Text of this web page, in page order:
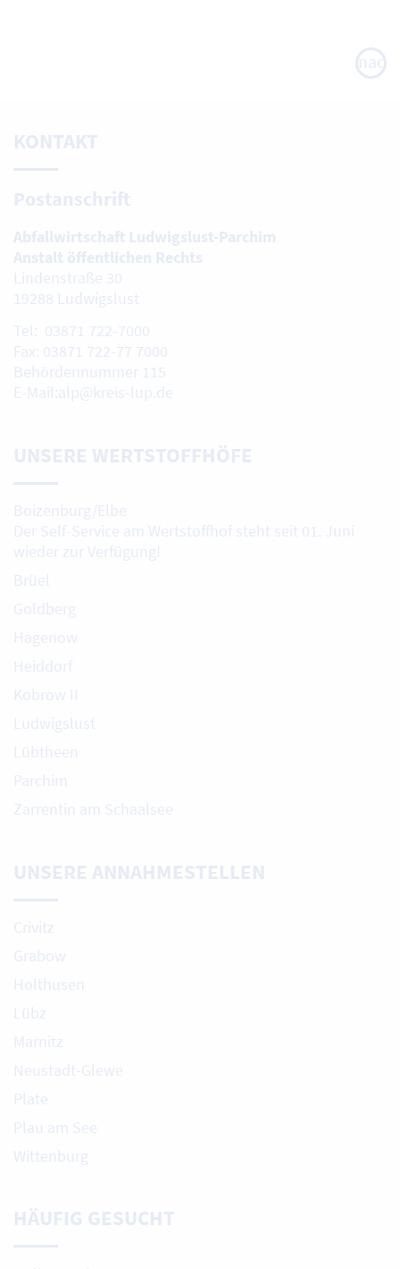
nach
oben
KONTAKT
Postanschrift
Abfallwirtschaft Ludwigslust-Parchim
Anstalt öffentlichen Rechts
Lindenstraße 30
19288 Ludwigslust
Tel: 03871 722-7000
Fax: 03871 722-77 7000
Behördennummer 115
E-Mail:alp@kreis-lup.de
UNSERE WERTSTOFFHÖFE
Boizenburg/Elbe
Der Self-Service am Wertstoffhof steht seit 01. Juni
wieder zur Verfügung!
Brüel
Goldberg
Hagenow
Heiddorf
Kobrow II
Ludwigslust
Lübtheen
Parchim
Zarrentin am Schaalsee
UNSERE ANNAHMESTELLEN
Crivitz
Grabow
Holthusen
Lübz
Marnitz
Neustadt-Glewe
Plate
Plau am See
Wittenburg
HÄUFIG GESUCHT